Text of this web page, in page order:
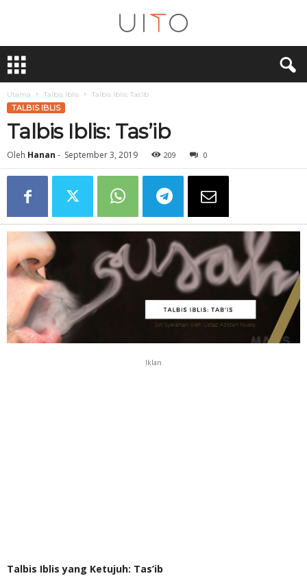
T
Utama Talbis Iblis Talbis Iblis: Tas’ib
TALBIS IBLIS
Talbis Iblis: Tas’ib
Oleh Hanan - September 3, 2019 209 0
Iklan
Talbis Iblis yang Ketujuh: Tas’ib